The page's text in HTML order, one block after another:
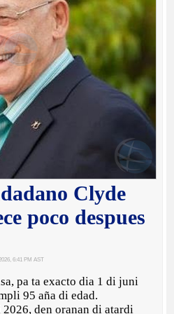
Clyde
poco despues
6:41 PM AST
pa ta exacto dia 1 di juni
95 aña di edad.
den oranan di atardi